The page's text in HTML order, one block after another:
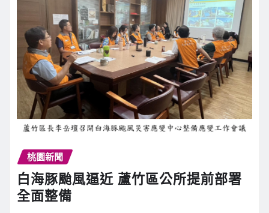
桃園新聞
白海豚颱風逼近 蘆竹區公所提前部署
全面整備